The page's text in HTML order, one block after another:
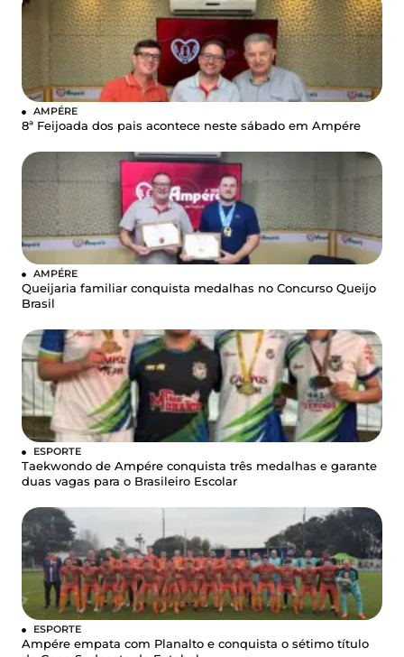
AMPÉRE
8ª Feijoada dos pais acontece neste sábado em Ampére
AMPÉRE
Queijaria familiar conquista medalhas no Concurso Queijo
Brasil
ESPORTE
Taekwondo de Ampére conquista três medalhas e garante
duas vagas para o Brasileiro Escolar
ESPORTE
Ampére empata com Planalto e conquista o sétimo título